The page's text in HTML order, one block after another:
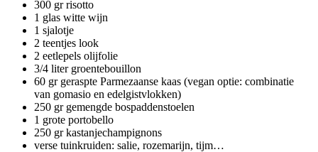
300 gr risotto
1 glas witte wijn
1 sjalotje
2 teentjes look
2 eetlepels olijfolie
3/4 liter groentebouillon
60 gr geraspte Parmezaanse kaas (vegan optie: combinatie
van gomasio en edelgistvlokken)
250 gr gemengde bospaddenstoelen
1 grote portobello
250 gr kastanjechampignons
verse tuinkruiden: salie, rozemarijn, tijm…